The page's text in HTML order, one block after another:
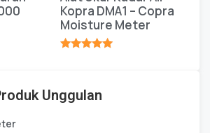
Kopra DMA1 – Copra
Moisture Meter
Unggulan